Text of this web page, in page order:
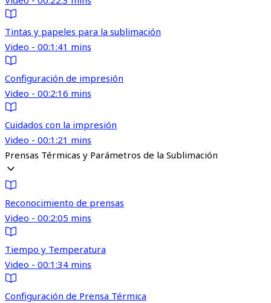
Tintas y papeles para la sublimación
Video - 00:1:41 mins
Configuración de impresión
Video - 00:2:16 mins
Cuidados con la impresión
Video - 00:1:21 mins
Prensas Térmicas y Parámetros de la Sublimación
Reconocimiento de prensas
Video - 00:2:05 mins
Tiempo y Temperatura
Video - 00:1:34 mins
Configuración de Prensa Térmica